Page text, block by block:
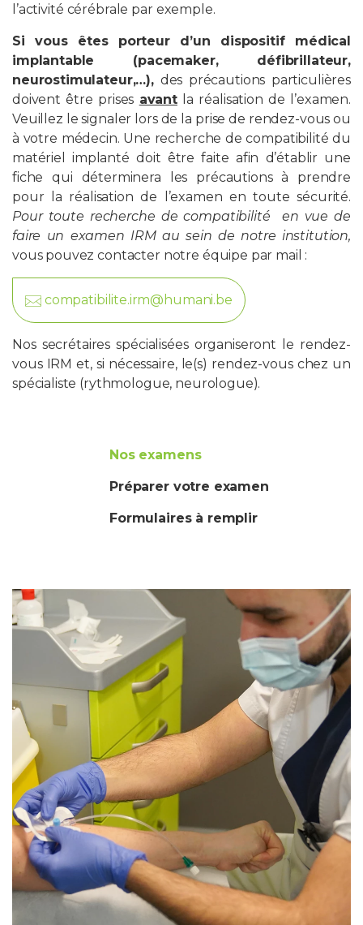
l’activité cérébrale par exemple.
Si vous êtes porteur d’un dispositif médical
implantable (pacemaker, défibrillateur,
neurostimulateur,…), des précautions particulières
doivent être prises avantla réalisation de l’examen.
Veuillez le signaler lors de la prise de rendez-vous ou
à votre médecin. Une recherche de compatibilité du
matériel implanté doit être faite afin d’établir une
fiche qui déterminera les précautions à prendre
pour la réalisation de l’examen en toute sécurité.
Pour toute recherche de compatibilité en vue de
faire un examen IRM au sein de notre institution,
vous pouvez contacter notre équipe par mail :
compatibilite.irm@humani.be
Nos secrétaires spécialisées organiseront le rendez-
vous IRM et, si nécessaire, le(s) rendez-vous chez un
spécialiste (rythmologue, neurologue).
Nos examens
Préparer votre examen
Formulaires à remplir